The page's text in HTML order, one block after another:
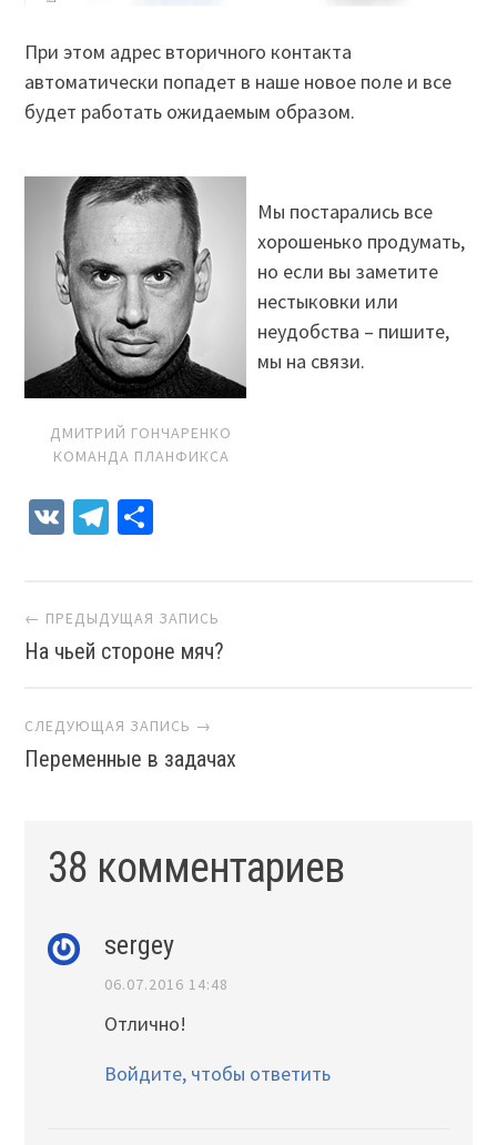
При этом адрес вторичного контакта
автоматически попадет в наше новое поле и все
будет работать ожидаемым образом.
ДМИТРИЙ ГОНЧАРЕНКО
КОМАНДА ПЛАНФИКСА
Мы постарались все
хорошенько продумать,
но если вы заметите
нестыковки или
неудобства – пишите,
мы на связи.
VK Telegram
Навигация
← ПРЕДЫДУЩАЯ ЗАПИСЬ
На чьей стороне мяч?
СЛЕДУЮЩАЯ ЗАПИСЬ →
Переменные в задачах
38 комментариев
sergey
06.07.2016 14:48
Отлично!
Войдите, чтобы ответить